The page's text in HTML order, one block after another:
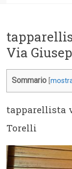
Via
Sommario [
tapparellista
Torelli